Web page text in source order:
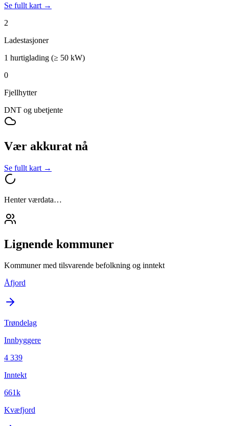
Se fullt kart →
2
Ladestasjoner
1 hurtiglading (≥ 50 kW)
0
Fjellhytter
DNT og ubetjente
Vær akkurat nå
Se fullt kart →
Henter værdata…
Lignende kommuner
Kommuner med tilsvarende befolkning og inntekt
Åfjord
Trøndelag
Innbyggere
4 339
Inntekt
661k
Kvæfjord